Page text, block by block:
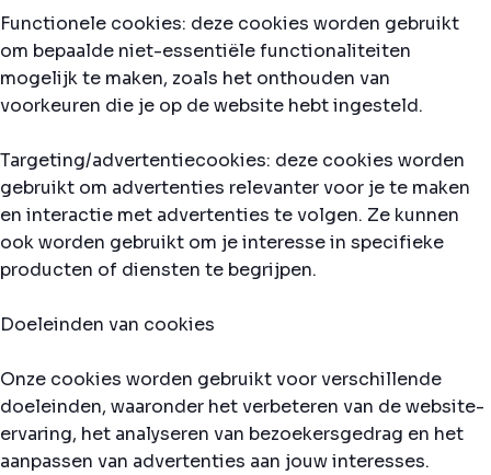
Functionele cookies: deze cookies worden gebruikt
om bepaalde niet-essentiële functionaliteiten
mogelijk te maken, zoals het onthouden van
voorkeuren die je op de website hebt ingesteld.
Targeting/advertentiecookies: deze cookies worden
gebruikt om advertenties relevanter voor je te maken
en interactie met advertenties te volgen. Ze kunnen
ook worden gebruikt om je interesse in specifieke
producten of diensten te begrijpen.
Doeleinden van cookies
Onze cookies worden gebruikt voor verschillende
doeleinden, waaronder het verbeteren van de website-
ervaring, het analyseren van bezoekersgedrag en het
aanpassen van advertenties aan jouw interesses.